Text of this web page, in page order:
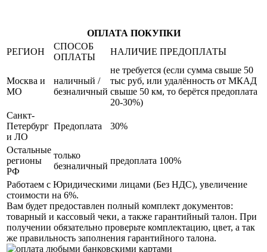
ОПЛАТА ПОКУПКИ
РЕГИОН
СПОСОБ
ОПЛАТЫ
НАЛИЧИЕ ПРЕДОПЛАТЫ
Москва и
МО
наличный /
безналичный
не требуется (если сумма свыше 50
тыс руб, или удалённость от МКАД
свыше 50 км, то берётся предоплата
20-30%)
Санкт-
Петербург
и ЛО
Предоплата 30%
Остальные
регионы
РФ
только
безналичный
предоплата 100%
Работаем с Юридическими лицами (Без НДС), увеличение
стоимости на 6%.
Вам будет предоставлен полный комплект документов:
товарный и кассовый чеки, а также гарантийный талон. При
получении обязательно проверьте комплектацию, цвет, а так
же правильность заполнения гарантийного талона.